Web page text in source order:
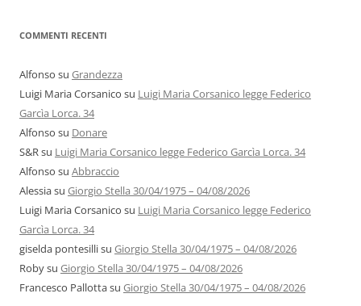
COMMENTI RECENTI
Alfonso su Grandezza
Luigi Maria Corsanico su Luigi Maria Corsanico legge Federico
Garcìa Lorca. 34
Alfonso su Donare
S&Rsu Luigi Maria Corsanico legge Federico Garcìa Lorca. 34
Alfonso su Abbraccio
Alessiasu Giorgio Stella 30/04/1975 – 04/08/2026
Luigi Maria Corsanico su Luigi Maria Corsanico legge Federico
Garcìa Lorca. 34
giselda pontesillisu Giorgio Stella 30/04/1975 – 04/08/2026
Robysu Giorgio Stella 30/04/1975 – 04/08/2026
Francesco Pallottasu Giorgio Stella 30/04/1975 – 04/08/2026